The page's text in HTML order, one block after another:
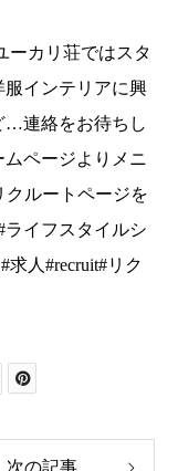
ーカリ荘ではスタ
服インテリアに興
…連絡をお待ちし
ページよりメニ
ルートページを
イフスタイルシ
求人#recruit#リク
次の記事